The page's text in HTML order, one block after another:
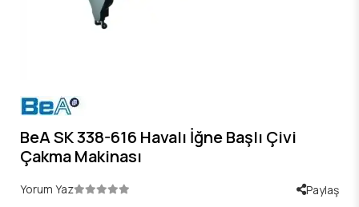
BeA SK 338-616 Havalı İğne Başlı Çivi
Çakma Makinası
Yorum Yaz Paylaş